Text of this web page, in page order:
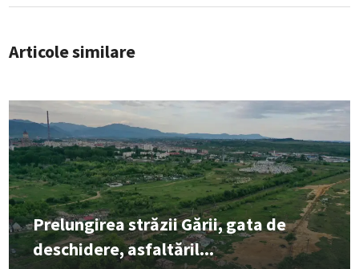
Articole similare
Prelungirea străzii Gării, gata de
deschidere, asfaltăril...